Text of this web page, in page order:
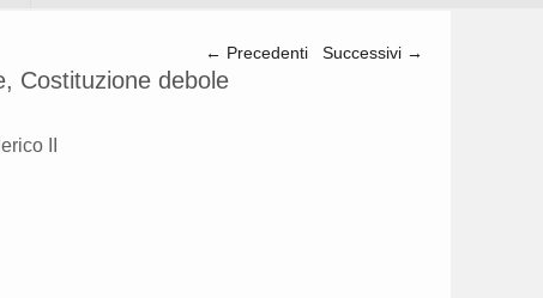
Navigazione articolo
← Precedenti Successivi →
Costituzione debole
II